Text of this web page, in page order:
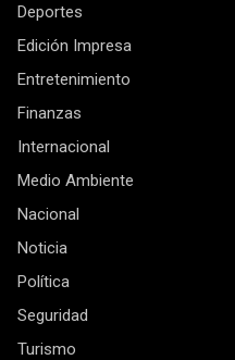
Deportes
Edición Impresa
Entretenimiento
Finanzas
Internacional
Medio Ambiente
Nacional
Noticia
Política
Seguridad
Turismo